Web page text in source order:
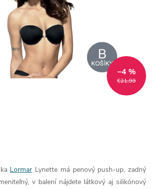
€21,99
–4 %
Lormar Lynette má penový push-up, zadný
v balení nájdete látkový aj silikónový